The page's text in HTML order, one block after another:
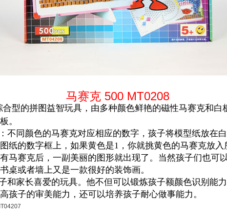
马赛克 500 MT0208
型的拼图益智玩具，由多种颜色鲜艳的磁性马赛克和白
。
不同颜色的马赛克对应相应的数字，孩子将模型纸放在
纸的数字框上，如果黄色是1，你就挑黄色的马赛克放入
马赛克后，一副美丽的图形就出现了。当然孩子们也可
桌或者墙上又是一款很好的装饰画。
和家长喜爱的玩具。他不但可以锻炼孩子额颜色识别能
孩子的审美能力，还可以培养孩子耐心做事能力。